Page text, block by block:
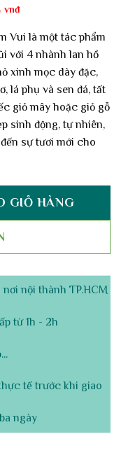
vnđGiá
tại
là:
1,400,000 vnđ.
Vui là một tác phẩm
với 4 nhành lan hồ
xinh mọc dày đặc,
lá phụ và sen đá, tất
giỏ mây hoặc giỏ gỗ
sinh động, tự nhiên,
sự tươi mới cho
số lượng
GIỎ HÀNG
nội thành TP.HCM
từ 1h - 2h
tế trước khi giao
ngày